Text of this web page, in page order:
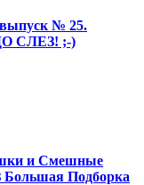
№ 25.
СЛЕЗ! ;-)
и Смешные
Подборка